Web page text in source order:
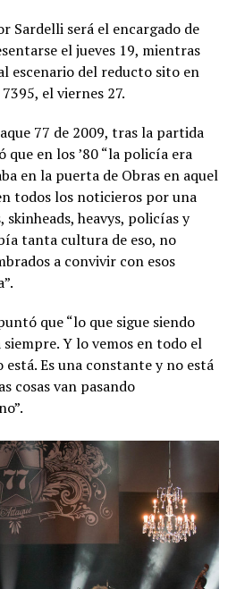
Sardelli será el encargado de
el jueves 19, mientras
escenario del reducto sito en
el viernes 27.
77 de 2009, tras la partida
que en los ’80 “la policía era
en la puerta de Obras en aquel
todos los noticieros por una
skinheads, heavys, policías y
tanta cultura de eso, no
a convivir con esos
que “lo que sigue siendo
Y lo vemos en todo el
Es una constante y no está
cosas van pasando